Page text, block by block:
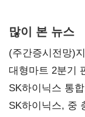
많이 본 뉴스
(주간증시전망)
대형마트 2분기
SK하이닉스 통
불만 확산
SK하이닉스, 중